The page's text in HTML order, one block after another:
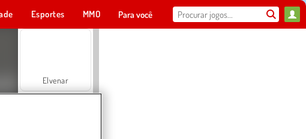
Esportes MMO Para você
Elvenar